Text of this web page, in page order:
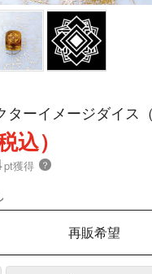
ターイメージダイス（
込）
pt獲得 ？
再販希望